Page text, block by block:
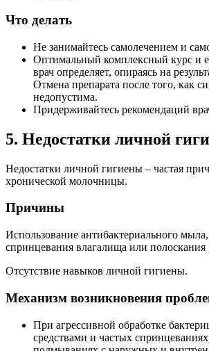
Что делать
Не занимайтесь самолечением и
Оптимальный комплексный курс и
врач определяет, опираясь на
Отмена препарата после того, как
недопустима.
Придерживайтесь рекомендаций
5. Недостатки личной
Недостатки личной гигиены – частая
хронической молочницы.
Причины
Использование антибактериального
спринцевания влагалища или полоскания
Отсутствие навыков личной гигиены.
Механизм возникновения
При агрессивной обработке
средствами и частых